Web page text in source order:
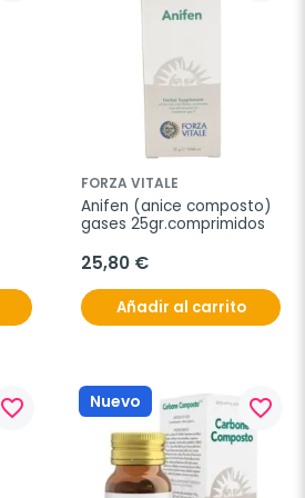
FORZA VITALE
Anifen (anice composto)
gases 25gr.comprimidos
25,80 €
Añadir al carrito
favorite_border Nuevo favorite_border